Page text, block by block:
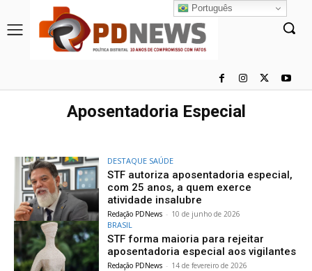
Aposentadoria Especial
DESTAQUE SAÚDE
STF autoriza aposentadoria especial,
com 25 anos, a quem exerce
atividade insalubre
Redação PDNews - 10 de junho de 2026
BRASIL
STF forma maioria para rejeitar
aposentadoria especial aos vigilantes
Redação PDNews - 14 de fevereiro de 2026
Português